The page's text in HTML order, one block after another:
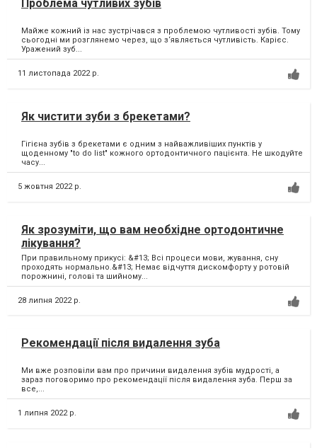
Проблема чутливих зубів
Майже кожний із нас зустрічався з проблемою чутливості зубів. Тому
сьогодні ми розглянемо через, що з‘являється чутливість. Карієс.
Уражений зуб...
11 листопада 2022 р.
Як чистити зуби з брекетами?
Гігієна зубів з брекетами є одним з найважливіших пунктів у
щоденному "to do list" кожного ортодонтичного пацієнта. Не шкодуйте
часу...
5 жовтня 2022 р.
Як зрозуміти, що вам необхідне ортодонтичне
лікування?
При правильному прикусі: &#13; Всі процеси мови, жування, сну
проходять нормально.&#13; Немає відчуття дискомфорту у ротовій
порожнині, голові та шийному...
28 липня 2022 р.
Рекомендації після видалення зуба
Ми вже розповіли вам про причини видалення зубів мудрості, а
зараз поговоримо про рекомендації після видалення зуба. Перш за
все,...
1 липня 2022 р.